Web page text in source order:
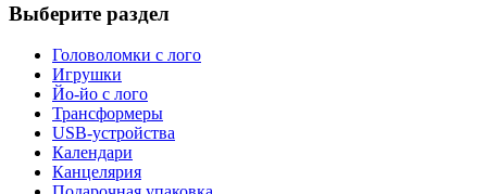
Выберите раздел
Головоломки с лого
Игрушки
Йо-йо с лого
Трансформеры
USB-устройства
Календари
Канцелярия